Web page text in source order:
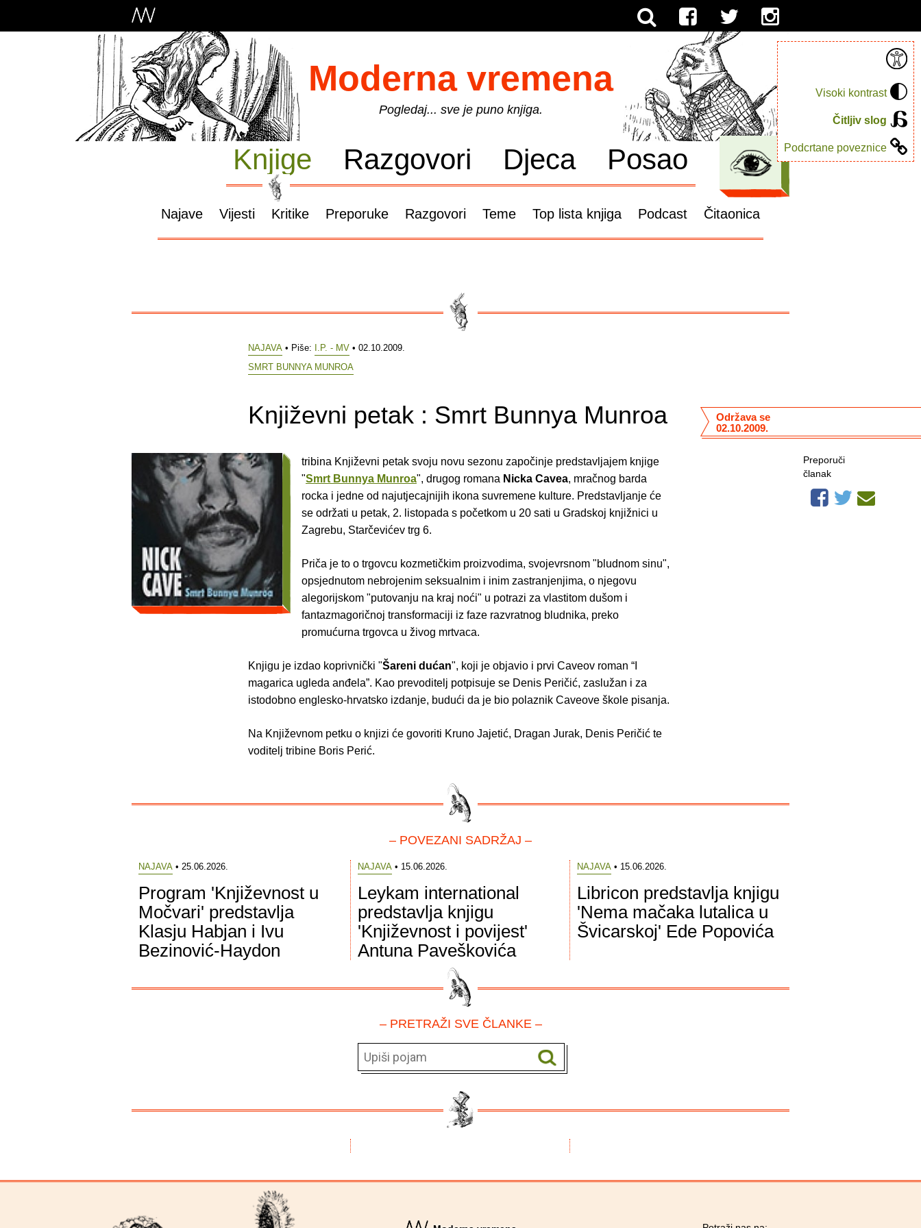
Visoki kontrast
Čitljiv slog
Podcrtane poveznice
Moderna vremena
Pogledaj... sve je puno knjiga.
Knjige Razgovori Djeca Posao
Najave Vijesti Kritike Preporuke Razgovori Teme Top lista knjiga Podcast Čitaonica
NAJAVA • Piše: I.P. - MV • 02.10.2009.
SMRT BUNNYA MUNROA
Književni petak : Smrt Bunnya Munroa
Održava se
02.10.2009.
tribina Književni petak svoju novu sezonu započinje predstavljajem knjige
"Smrt Bunnya Munroa", drugog romana Nicka Cavea, mračnog barda
rocka i jedne od najutjecajnijih ikona suvremene kulture. Predstavljanje će
se održati u petak, 2. listopada s početkom u 20 sati u Gradskoj knjižnici u
Zagrebu, Starčevićev trg 6.
Priča je to o trgovcu kozmetičkim proizvodima, svojevrsnom "bludnom sinu",
opsjednutom nebrojenim seksualnim i inim zastranjenjima, o njegovu
alegorijskom "putovanju na kraj noći" u potrazi za vlastitom dušom i
fantazmagoričnoj transformaciji iz faze razvratnog bludnika, preko
promućurna trgovca u živog mrtvaca.
Knjigu je izdao koprivnički "Šareni dućan", koji je objavio i prvi Caveov roman “I
magarica ugleda anđela”. Kao prevoditelj potpisuje se Denis Peričić, zaslužan i za
istodobno englesko-hrvatsko izdanje, budući da je bio polaznik Caveove škole pisanja.
Na Književnom petku o knjizi će govoriti Kruno Jajetić, Dragan Jurak, Denis Peričić te
voditelj tribine Boris Perić.
Preporuči
članak
– POVEZANI SADRŽAJ –
NAJAVA• 25.06.2026.
Program 'Književnost u
Močvari' predstavlja
Klasju Habjan i Ivu
Bezinović-Haydon
NAJAVA• 15.06.2026.
Leykam international
predstavlja knjigu
'Književnost i povijest'
Antuna Paveškovića
NAJAVA• 15.06.2026.
Libricon predstavlja knjigu
'Nema mačaka lutalica u
Švicarskoj' Ede Popovića
– PRETRAŽI SVE ČLANKE –